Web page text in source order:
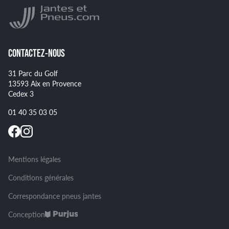
GOODYEAR
Montage et démontage de vos pneus
Spécificités pour certains pneus
CONTACTEZ-NOUS
31 Parc du Golf
13593 Aix en Provence
Cedex 3
01 40 35 03 05
Mentions légales
Conditions générales
Correspondance pneus jantes
Conception